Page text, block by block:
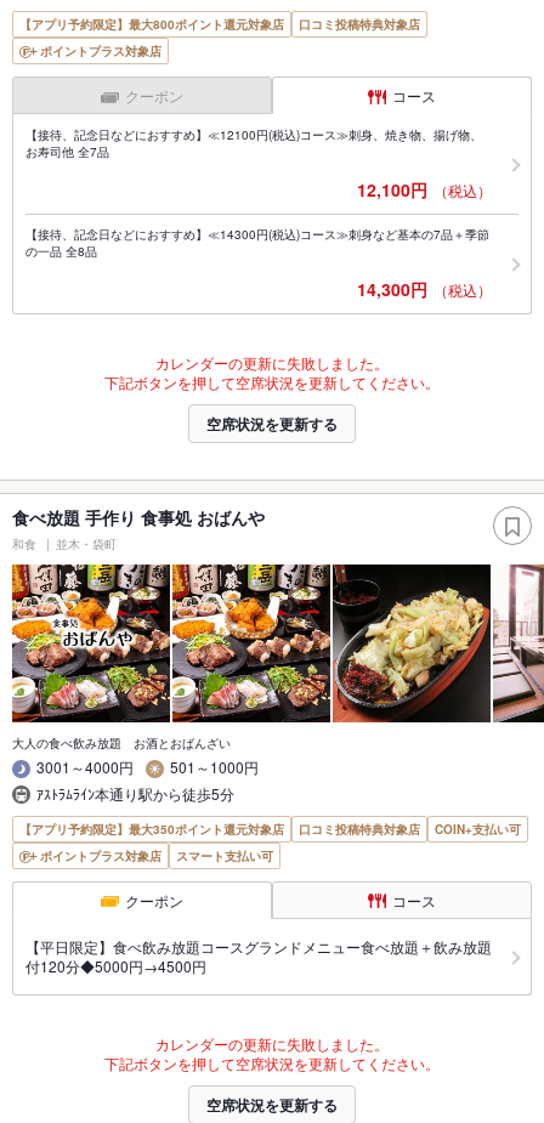
【アプリ予約限定】最大800ポイント還元対象店
口コミ投稿特典対象店
ポイントプラス対象店
クーポン コース
【接待、記念日などにおすすめ】≪12100円(税込)コース≫刺身、焼き物、揚げ物、
お寿司他 全7品
12,100円 （税込）
【接待、記念日などにおすすめ】≪14300円(税込)コース≫刺身など基本の7品＋季節
の一品 全8品
14,300円 （税込）
カレンダーの更新に失敗しました。
下記ボタンを押して空席状況を更新してください。
空席状況を更新する
食べ放題 手作り 食事処 おばんや
和食 並木・袋町
大人の食べ飲み放題 お酒とおばんざい
3001～4000円
501～1000円
ｱｽﾄﾗﾑﾗｲﾝ本通り駅から徒歩5分
【アプリ予約限定】最大350ポイント還元対象店 口コミ投稿特典対象店
COIN+支払い可
ポイントプラス対象店
スマート支払い可
クーポン コース
【平日限定】食べ飲み放題コースグランドメニュー食べ放題＋飲み放題
付120分◆5000円→4500円
カレンダーの更新に失敗しました。
下記ボタンを押して空席状況を更新してください。
空席状況を更新する